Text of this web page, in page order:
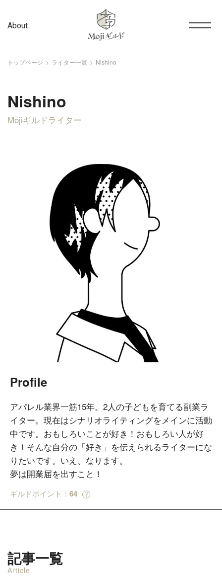
About
トップページ ライター一覧 Nishino
Nishino
Mojiギルドライター
Profile
アパレル業界一筋15年。2人の子どもを育てる副業ラ
イター。現在はシナリオライティングをメインに活動
中です。おもしろいことが好き！おもしろい人が好
き！そんな自分の「好き」を伝えられるライターにな
りたいです。いえ、なります。
夢は開業届を出すこと！
ギルドポイント： 64
記事一覧
Article